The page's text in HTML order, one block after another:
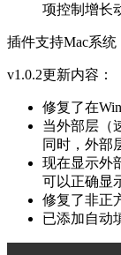
项控制增长
插件支持Mac系统
v1.0.2更新内容：
修复了在
当外部层（
同时，外部
现在显示外
可以正确显
修复了非正
已添加自动